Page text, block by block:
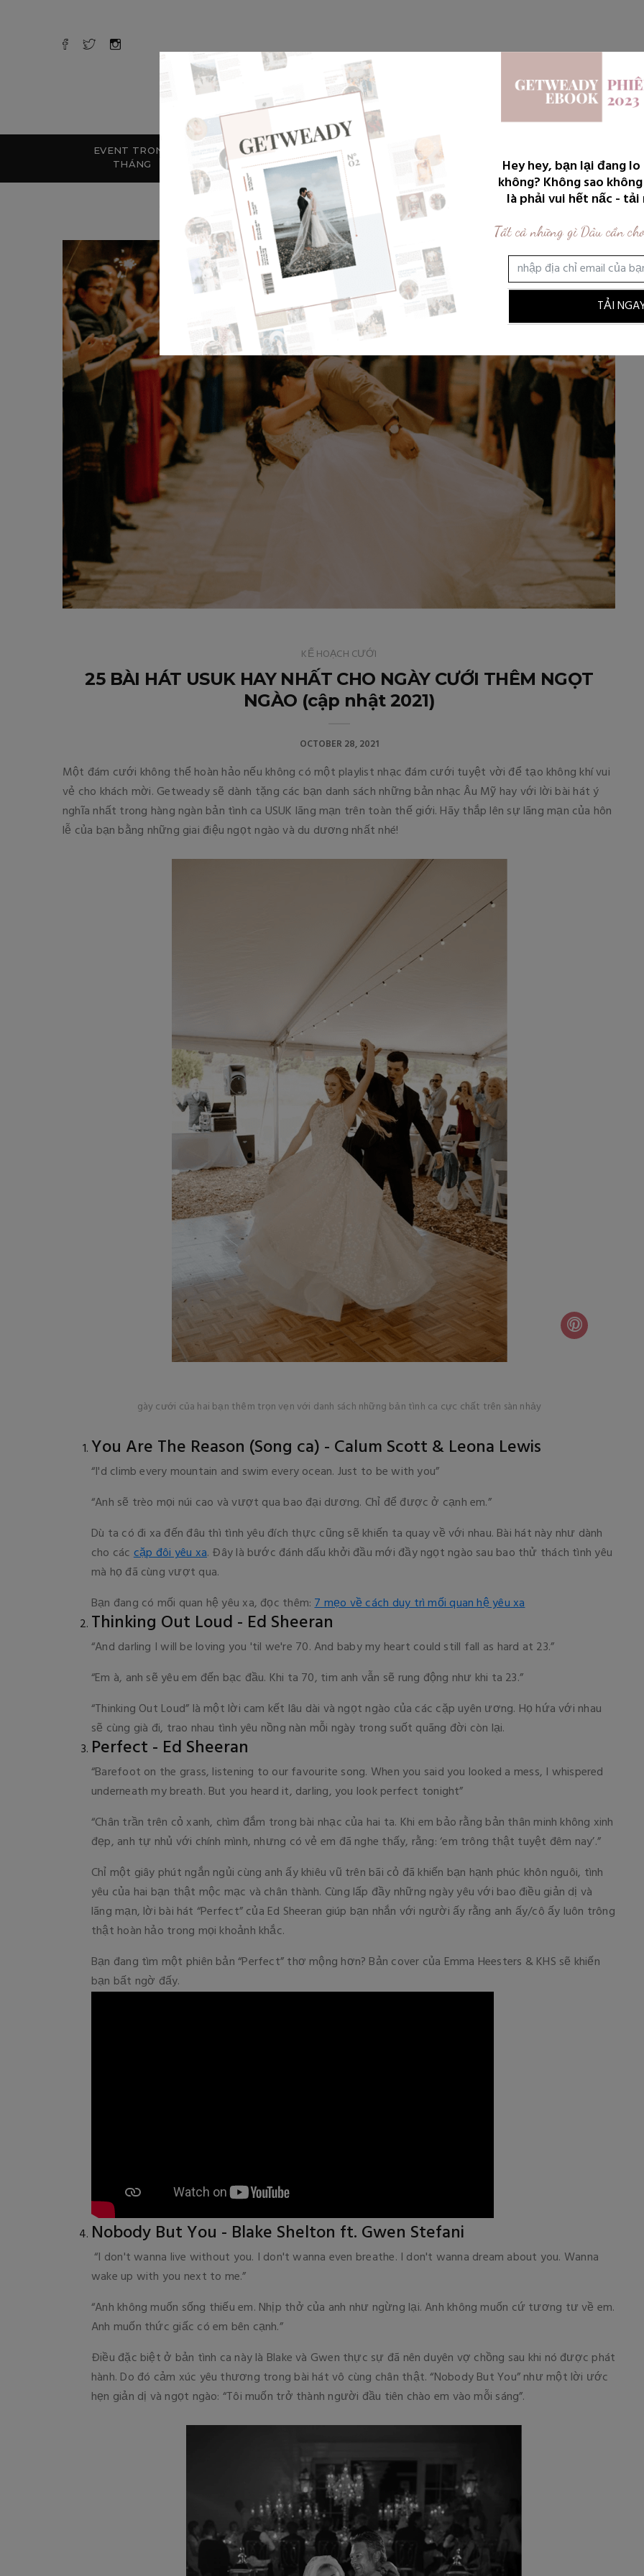
EVENT TRONG
THÁNG
ĐÍNH
HÔN
KẾ HOẠCH CƯỚI
THỜI TRANG & LÀM
ĐÔI
KẾ HOẠCH CƯỚI
25 BÀI HÁT USUK HAY NHẤT CHO NGÀY CƯỚI THÊM NGỌT
NGÀO (cập nhật 2021)
OCTOBER 28, 2021
Một đám cưới không thể hoàn hảo nếu không có một playlist nhạc đám cưới tuyệt vời để tạo không khí vui
vẻ cho khách mời. Getweady sẽ dành tặng các bạn danh sách những bản nhạc Âu Mỹ hay với lời bài hát ý
nghĩa nhất trong hàng ngàn bản tình ca USUK lãng mạn trên toàn thế giới. Hãy thắp lên sự lãng mạn của hôn
lễ của bạn bằng những giai điệu ngọt ngào và du dương nhất nhé!
gày cưới của hai bạn thêm trọn vẹn với danh sách những bản tình ca cực chất trên sàn nhảy
You Are The Reason (Song ca) - Calum Scott & Leona Lewis
“I'd climb every mountain and swim every ocean. Just to be with you”
“Anh sẽ trèo mọi núi cao và vượt qua bao đại dương. Chỉ để được ở cạnh em.”
Dù ta có đi xa đến đâu thì tình yêu đích thực cũng sẽ khiến ta quay về với nhau. Bài hát này như dành
cho các cặp đôi yêu xa. Đây là bước đánh dấu khởi đầu mới đầy ngọt ngào sau bao thử thách tình yêu
mà họ đã cùng vượt qua.
Bạn đang có mối quan hệ yêu xa, đọc thêm:7 mẹo về cách duy trì mối quan hệ yêu xa
Thinking Out Loud - Ed Sheeran
“And darling I will be loving you 'til we're 70. And baby my heart could still fall as hard at 23.”
“Em à, anh sẽ yêu em đến bạc đầu. Khi ta 70, tim anh vẫn sẽ rung động như khi ta 23.”
“Thinking Out Loud” là một lời cam kết lâu dài và ngọt ngào của các cặp uyên ương. Họ hứa với nhau
sẽ cùng già đi, trao nhau tình yêu nồng nàn mỗi ngày trong suốt quãng đời còn lại.
Perfect - Ed Sheeran
“Barefoot on the grass, listening to our favourite song. When you said you looked a mess, I whispered
underneath my breath. But you heard it, darling, you look perfect tonight”
“Chân trần trên cỏ xanh, chìm đắm trong bài nhạc của hai ta. Khi em bảo rằng bản thân minh không xinh
đẹp, anh tự nhủ với chính mình, nhưng có vẻ em đã nghe thấy, rằng: ‘em trông thật tuyệt đêm nay’.”
Chỉ một giây phút ngắn ngủi cùng anh ấy khiêu vũ trên bãi cỏ đã khiến bạn hạnh phúc khôn nguôi, tình
yêu của hai bạn thật mộc mạc và chân thành. Cùng lấp đầy những ngày yêu với bao điều giản dị và
lãng mạn, lời bài hát “Perfect” của Ed Sheeran giúp bạn nhắn với người ấy rằng anh ấy/cô ấy luôn trông
thật hoàn hảo trong mọi khoảnh khắc.
Bạn đang tìm một phiên bản “Perfect” thơ mộng hơn? Bản cover của Emma Heesters & KHS sẽ khiến
bạn bất ngờ đấy.
Nobody But You - Blake Shelton ft. Gwen Stefani
“I don't wanna live without you. I don't wanna even breathe. I don't wanna dream about you. Wanna
wake up with you next to me.”
“Anh không muốn sống thiếu em. Nhịp thở của anh như ngừng lại. Anh không muốn cứ tương tư về em.
Anh muốn thức giấc có em bên cạnh.”
Điều đặc biệt ở bản tình ca này là Blake và Gwen thực sự đã nên duyên vợ chồng sau khi nó được phát
hành. Do đó cảm xúc yêu thương trong bài hát vô cùng chân thật. “Nobody But You” như một lời ước
hẹn giản dị và ngọt ngào: “Tôi muốn trở thành người đầu tiên chào em vào mỗi sáng”.
Hey hey, bạn lại đang
không? Không sao
là phải vui hết nấc - tải
Tất cả những gì Dâu cần
TẢI